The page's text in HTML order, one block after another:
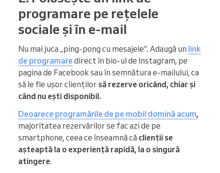
programare pe rețelele
sociale și în e-mail
Nu mai juca „ping-pong cu mesajele”. Adaugă un link
de programare direct în bio-ul de Instagram, pe
pagina de Facebook sau în semnătura e-mailului, ca
să le fie ușor clienților să rezerve oricând, chiar și
când nu ești disponibil.
Deoarece programările de pe mobil domină acum,
majoritatea rezervărilor se fac azi de pe
smartphone, ceea ce înseamnă că clienții se
așteaptă la o experiență rapidă, la o singură
atingere.